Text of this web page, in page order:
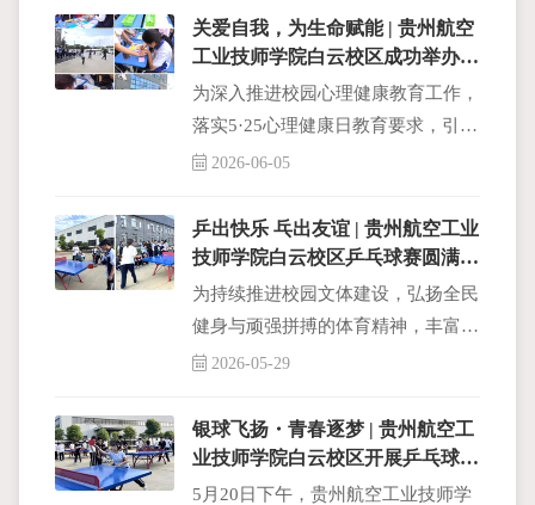
楼会议室顺利开展。
关爱自我，为生命赋能 | 贵州航空
工业技师学院白云校区成功举办心
理健康游园会
为深入推进校园心理健康教育工作，
落实5·25心理健康日教育要求，引导
广大学生正视心理情绪、悦纳自我、
2026-06-05
乒出快乐 乓出友谊 | 贵州航空工业
技师学院白云校区乒乓球赛圆满落
幕
为持续推进校园文体建设，弘扬全民
健身与顽强拼搏的体育精神，丰富学
生课余文化生活，贵州航空工业技师
场乒乓球台举办校园乒乓球比赛决
赛。
2026-05-29
银球飞扬・青春逐梦 | 贵州航空工
业技师学院白云校区开展乒乓球比
赛活动
5月20日下午，贵州航空工业技师学